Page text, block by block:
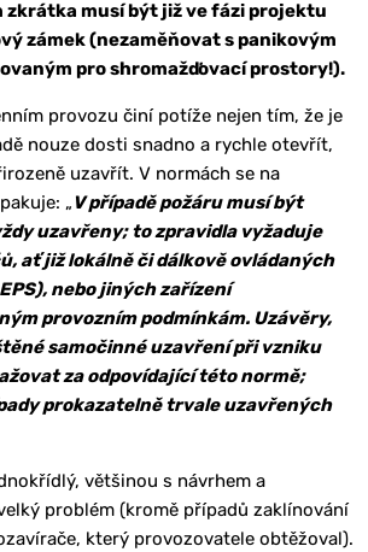
zkrátka musí být již ve fázi projektu
zámek (nezaměňovat s panikovým
pro shromažďovací prostory!).
provozu činí potíže nejen tím, že je
nouze dosti snadno a rychle otevřít,
uzavřít. V normách se na
„ V případě požáru musí být
uzavřeny; to zpravidla vyžaduje
ať již lokálně či dálkově ovládaných
nebo jiných zařízení
provozním podmínkám. Uzávěry,
samočinné uzavření při vzniku
za odpovídající této normě;
prokazatelně trvale uzavřených
většinou s návrhem a
problém (kromě případů zaklínování
který provozovatele obtěžoval).